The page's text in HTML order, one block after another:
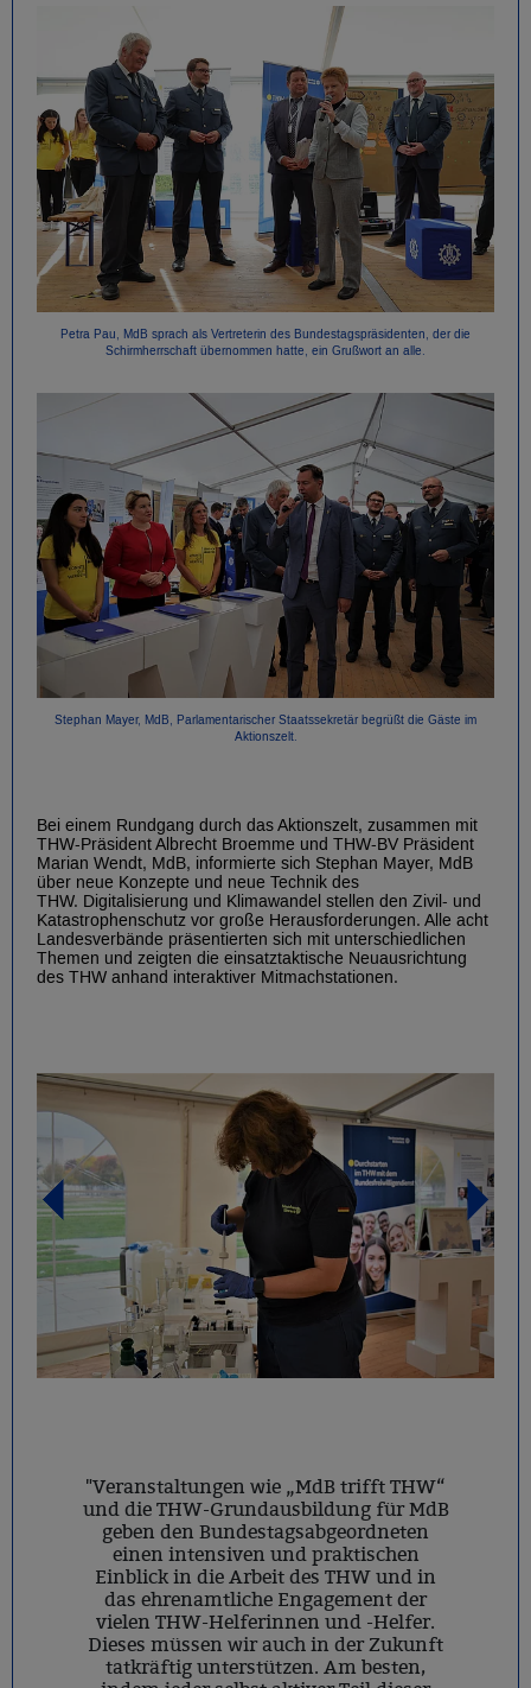
Petra Pau, MdB sprach als Vertreterin des Bundestagspräsidenten, der die
Schirmherrschaft übernommen hatte, ein Grußwort an alle.
Stephan Mayer, MdB, Parlamentarischer Staatssekretär begrüßt die Gäste im
Aktionszelt.
Bei einem Rundgang durch das Aktionszelt, zusammen mit
THW-Präsident Albrecht Broemme und THW-BV Präsident
Marian Wendt, MdB, informierte sich Stephan Mayer, MdB
über neue Konzepte und neue Technik des
THW. Digitalisierung und Klimawandel stellen den Zivil- und
Katastrophenschutz vor große Herausforderungen. Alle acht
Landesverbände präsentierten sich mit unterschiedlichen
Themen und zeigten die einsatztaktische Neuausrichtung
des THW anhand interaktiver Mitmachstationen.
"Veranstaltungen wie „MdB trifft THW“
und die THW-Grundausbildung für MdB
geben den Bundestagsabgeordneten
einen intensiven und praktischen
Einblick in die Arbeit des THW und in
das ehrenamtliche Engagement der
vielen THW-Helferinnen und -Helfer.
Dieses müssen wir auch in der Zukunft
tatkräftig unterstützen. Am besten,